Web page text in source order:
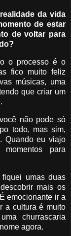
da vida
de estar
de voltar para
o processo é o
fico muito feliz
músicas, uma
que criar um
não pode só
todo, mas sim,
Quando eu viajo
para
umas duas
mais os
emocionante ir a
a cultura é muito
churrascaria
agora.